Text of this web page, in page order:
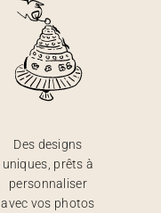
Des designs
uniques, prêts à
personnaliser
avec vos photos